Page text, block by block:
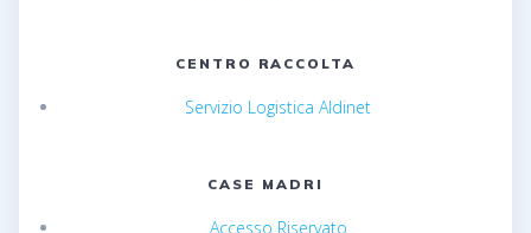
CENTRO RACCOLTA
Servizio Logistica Aldinet
CASE MADRI
Accesso Riservato